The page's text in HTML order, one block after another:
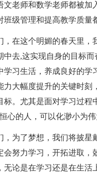
文老师和数学老师都被
级管理和提高教学质量
，在这个明媚的春天里
中去,这实现自身的目标
学习生活，养成良好的学
力大幅度提升的关键时刻
标。尤其是面对学习过程
心的人，可以化渺小为
，为了梦想，我们将披星
会努力学习，开拓进取
论是在学习还是在生活